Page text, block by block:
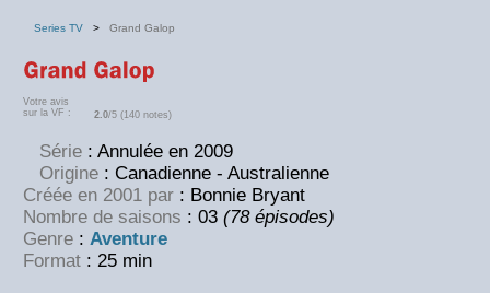
Series TV > Grand Galop
Votre avis
sur la VF :
2.0/5 (140 notes)
Série : Annulée en 2009
Origine : Canadienne - Australienne
Créée en 2001 par : Bonnie Bryant
Nombre de saisons : 03 (78 épisodes)
Genre : Aventure
Format : 25 min